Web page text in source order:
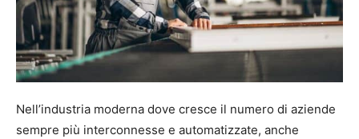
Nell’industria moderna dove cresce il numero di aziende
sempre più interconnesse e automatizzate, anche